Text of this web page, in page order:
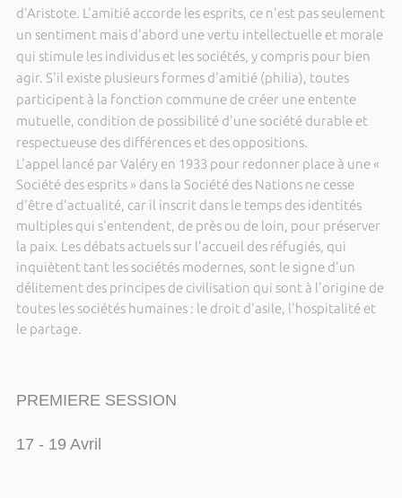
d'Aristote. L'amitié accorde les esprits, ce n'est pas seulement
un sentiment mais d'abord une vertu intellectuelle et morale
qui stimule les individus et les sociétés, y compris pour bien
agir. S'il existe plusieurs formes d'amitié (philia), toutes
participent à la fonction commune de créer une entente
mutuelle, condition de possibilité d'une société durable et
respectueuse des différences et des oppositions.
L'appel lancé par Valéry en 1933 pour redonner place à une «
Société des esprits » dans la Société des Nations ne cesse
d'être d'actualité, car il inscrit dans le temps des identités
multiples qui s'entendent, de près ou de loin, pour préserver
la paix. Les débats actuels sur l'accueil des réfugiés, qui
inquiètent tant les sociétés modernes, sont le signe d'un
délitement des principes de civilisation qui sont à l'origine de
toutes les sociétés humaines : le droit d'asile, l'hospitalité et
le partage.
PREMIERE SESSION
17 - 19 Avril